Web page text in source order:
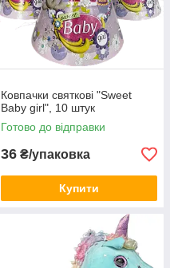
Ковпачки святкові "Sweet
Baby girl", 10 штук
Готово до відправки
36 ₴/упаковка
Купити